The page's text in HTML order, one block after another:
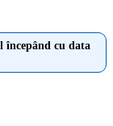
începând cu data